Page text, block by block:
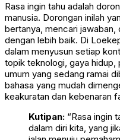
Rasa ingin tahu adalah
manusia. Dorongan inilah
bertanya, mencari jawaban,
dengan lebih baik. Di
dalam menyusun setiap
topik teknologi, gaya hidup,
umum yang sedang ramai
bahasa yang mudah
keakuratan dan kebenaran
Kutipan: “Rasa ingin
dalam diri kita, yang